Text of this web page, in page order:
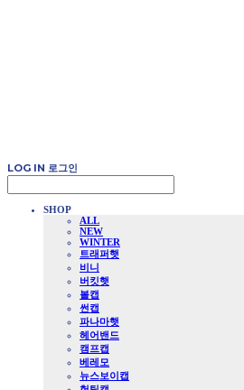
LOG IN 로그인
SHOP
ALL
NEW
WINTER
트래퍼햇
비니
버킷햇
볼캡
썬캡
파나마햇
헤어밴드
캠프캡
베레모
뉴스보이캡